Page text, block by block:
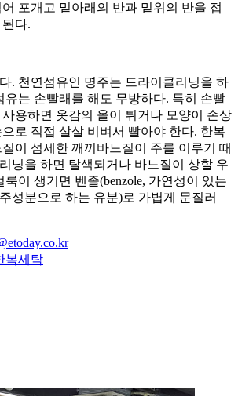
포개고 밑아래의 반과 밑위의 반을 접
다.
. 천연섬유인 명주는 드라이클리닝을 하
유는 손빨래를 해도 무방하다. 특히 손빨
용하면 옷감의 올이 튀거나 모양이 손상
로 직접 살살 비벼서 빨아야 한다. 한복
이 섬세한 깨끼바느질이 주를 이루기 때
닝을 하면 탈색되거나 바느질이 상할 우
이 생기면 벤졸(benzole, 가연성이 있는
성분으로 하는 유분)로 가볍게 문질러
복세탁